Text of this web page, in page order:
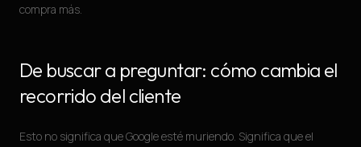
compra más.
De buscar a preguntar: cómo cambia el
recorrido del cliente
Esto no significa que Google esté muriendo. Significa que el